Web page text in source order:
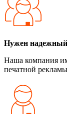
Нужен
Наша компания
печатной